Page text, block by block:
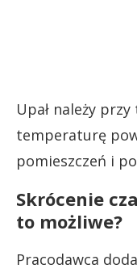
Upał należy
temperaturę
pomieszczeń i
Skrócenie
to możliwe?
Pracodawca